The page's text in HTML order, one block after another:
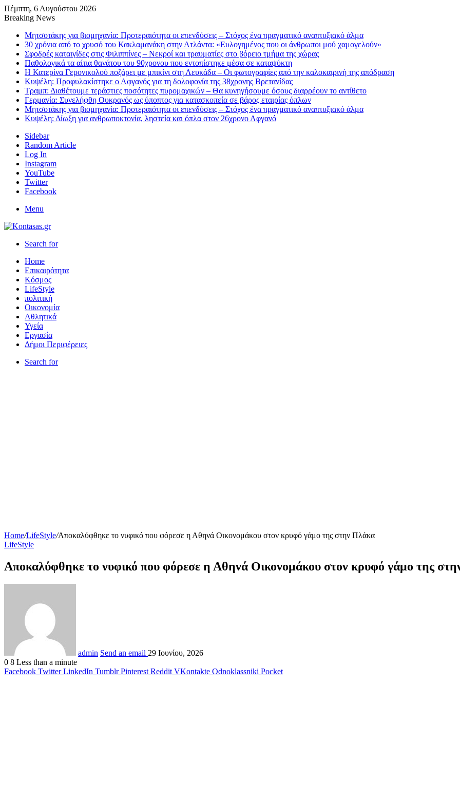
Πέμπτη, 6 Αυγούστου 2026
Breaking News
Μητσοτάκης για βιομηχανία: Προτεραιότητα οι επενδύσεις – Στόχος ένα πραγματικό αναπτυξιακό άλμα
30 χρόνια από το χρυσό του Κακλαμανάκη στην Ατλάντα: «Ευλογημένος που οι άνθρωποι μού χαμογελούν»
Σφοδρές καταιγίδες στις Φιλιππίνες – Νεκροί και τραυματίες στο βόρειο τμήμα της χώρας
Παθολογικά τα αίτια θανάτου του 90χρονου που εντοπίστηκε μέσα σε καταψύκτη
Η Κατερίνα Γερονικολού ποζάρει με μπικίνι στη Λευκάδα – Οι φωτογραφίες από την καλοκαιρινή της απόδραση
Κυψέλη: Προφυλακίστηκε ο Αφγανός για τη δολοφονία της 38χρονης Βρετανίδας
Τραμπ: Διαθέτουμε τεράστιες ποσότητες πυρομαχικών – Θα κυνηγήσουμε όσους διαρρέουν το αντίθετο
Γερμανία: Συνελήφθη Ουκρανός ως ύποπτος για κατασκοπεία σε βάρος εταιρίας όπλων
Μητσοτάκης για βιομηχανία: Προτεραιότητα οι επενδύσεις – Στόχος ένα πραγματικό αναπτυξιακό άλμα
Κυψέλη: Δίωξη για ανθρωποκτονία, ληστεία και όπλα στον 26χρονο Αφγανό
Sidebar
Random Article
Log In
Instagram
YouTube
Twitter
Facebook
Menu
Search for
Home
Επικαιρότητα
Κόσμος
LifeStyle
πολιτική
Οικονομία
Αθλητικά
Υγεία
Εργασία
Δήμοι Περιφέρειες
Search for
Home/LifeStyle/Αποκαλύφθηκε το νυφικό που φόρεσε η Αθηνά Οικονομάκου στον κρυφό γάμο της στην Πλάκα
LifeStyle
Αποκαλύφθηκε το νυφικό που φόρεσε η Αθηνά Οικονομάκου στον κρυφό γάμο της
admin Send an email 29 Ιουνίου, 2026
0 8 Less than a minute
Facebook Twitter LinkedIn Tumblr Pinterest Reddit VKontakte Odnoklassniki Pocket